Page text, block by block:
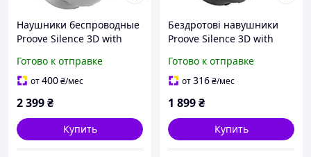
Наушники беспроводные
Proove Silence 3D with
Готово к отправке
от400₴/мес
2 399₴
Купить
Бездротові навушники
Proove Silence 3D with
Готово к отправке
от316₴/мес
1 899₴
Купить